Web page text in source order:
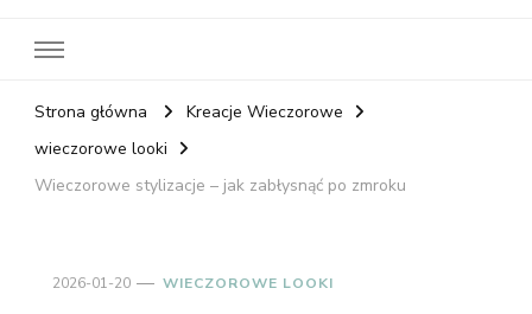
Strona główna
Kreacje Wieczorowe
wieczorowe looki
Wieczorowe stylizacje – jak zabłysnąć po zmroku
2026-01-20 WIECZOROWE LOOKI